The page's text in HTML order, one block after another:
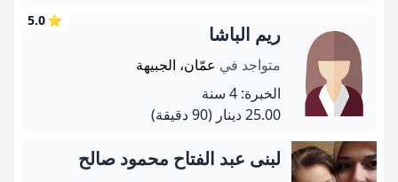
⭐
5.0
ريم الباشا
متواجد في عمّان، الجبيهة
الخبرة: 4 سنة
25.00 دينار
(90 دقيقة)
لبنى عبد الفتاح محمود صالح